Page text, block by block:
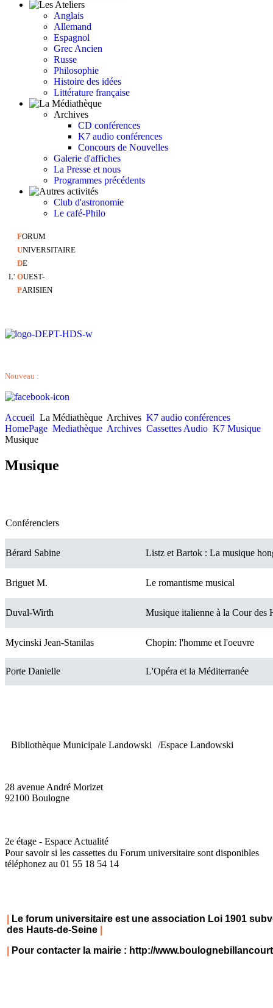
Anglais
Allemand
Espagnol
Grec Ancien
Russe
Philosophie
Histoire des idées
Littérature française
Archives
CD conférences
K7 audio conférences
Concours de Nouvelles
Galerie d'affiches
La Presse et nous
Programmes précédents
Club d'astronomie
Le café-Philo
FORUM
UNIVERSITAIRE
DE
L' OUEST-
PARISIEN
Nouveau :
Accueil La Médiathèque Archives K7 audio conférences
HomePage Mediathèque Archives Cassettes Audio K7 Musique
Musique
Musique
Conférenciers
Bérard Sabine Listz et Bartok : La musique
Briguet M. Le romantisme musical
Duval-Wirth Musique italienne à la Cour des
Mycinski Jean-Stanilas Chopin: l'homme et l'oeuvre
Porte Danielle L'Opéra et la Méditerranée
Bibliothèque Municipale Landowski /Espace Landowski
28 avenue André Morizet
92100 Boulogne
2e étage - Espace Actualité
Pour savoir si les cassettes du Forum universitaire sont disponibles
téléphonez au 01 55 18 54 14
Le forum universitaire est une association Loi 1901
des Hauts-de-Seine
Pour contacter la mairie : http://